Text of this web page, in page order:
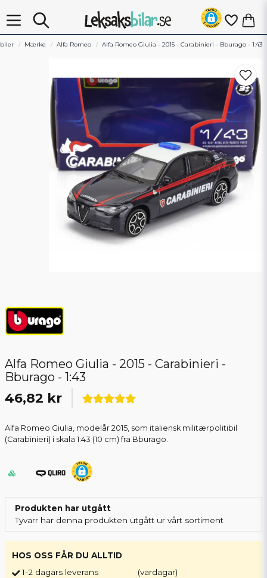
Mærke Alfa Romeo Alfa Romeo Giulia - 2015 - Carabinieri - Bburago - 1:43
Alfa Romeo Giulia - 2015 - Carabinieri -
Bburago - 1:43
46,82 kr
Alfa Romeo Giulia, modelår 2015, som italiensk militærpolitibil
(Carabinieri) i skala 1:43 (10 cm) fra Bburago.
Produkten har utgått
Tyvärr har denna produkten utgått ur vårt sortiment
HOS OSS FÅR DU ALLTID
1-2 dagars leverans
(vardagar)